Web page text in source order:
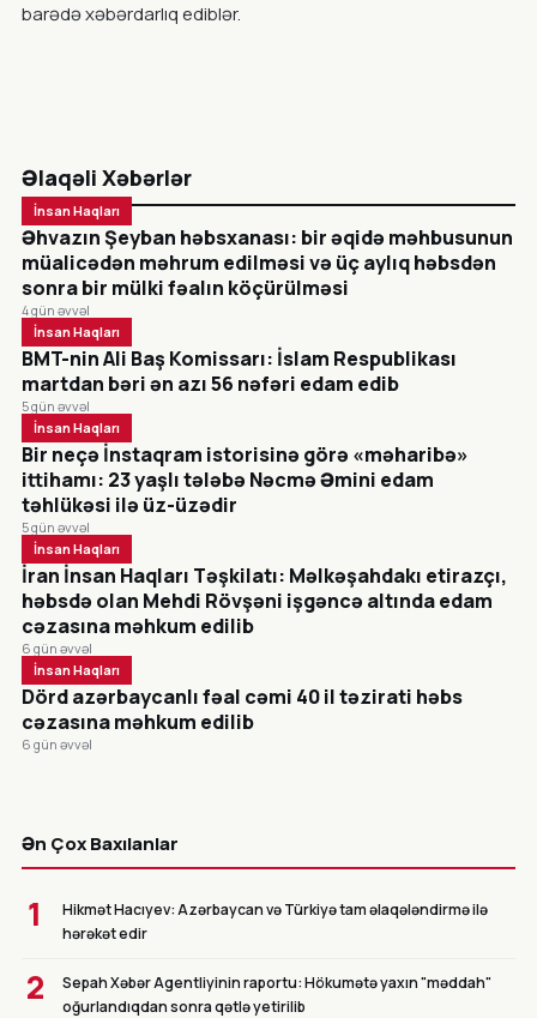
barədə xəbərdarlıq ediblər.
Əlaqəli Xəbərlər
İnsan Haqları
Əhvazın Şeyban həbsxanası: bir əqidə məhbusunun
müalicədən məhrum edilməsi və üç aylıq həbsdən
sonra bir mülki fəalın köçürülməsi
4 gün əvvəl
İnsan Haqları
BMT-nin Ali Baş Komissarı: İslam Respublikası
martdan bəri ən azı 56 nəfəri edam edib
5 gün əvvəl
İnsan Haqları
Bir neçə İnstaqram istorisinə görə «məharibə»
ittihamı: 23 yaşlı tələbə Nəcmə Əmini edam
təhlükəsi ilə üz-üzədir
5 gün əvvəl
İnsan Haqları
İran İnsan Haqları Təşkilatı: Məlkəşahdakı etirazçı,
həbsdə olan Mehdi Rövşəni işgəncə altında edam
cəzasına məhkum edilib
6 gün əvvəl
İnsan Haqları
Dörd azərbaycanlı fəal cəmi 40 il təzirati həbs
cəzasına məhkum edilib
6 gün əvvəl
Ən Çox Baxılanlar
1
Hikmət Hacıyev: Azərbaycan və Türkiyə tam əlaqələndirmə ilə
hərəkət edir
2
Sepah Xəbər Agentliyinin raportu: Hökumətə yaxın "məddah"
oğurlandıqdan sonra qətlə yetirilib